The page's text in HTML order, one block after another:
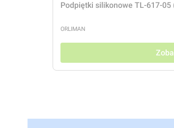
Podpiętki silikonowe TL-617-05
PRODUCENT
ORLIMAN